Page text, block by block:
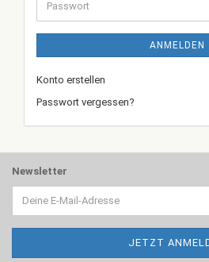
Passwort
ANMELDEN
Konto erstellen
Passwort vergessen?
Newsletter